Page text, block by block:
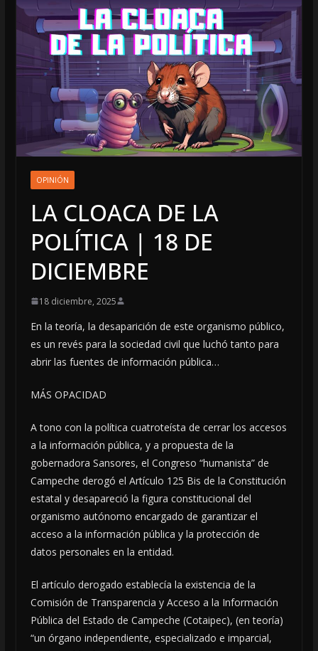
OPINIÓN
LA CLOACA DE LA
POLÍTICA | 18 DE
DICIEMBRE
18 diciembre, 2025
En la teoría, la desaparición de este organismo público,
es un revés para la sociedad civil que luchó tanto para
abrir las fuentes de información pública…
MÁS OPACIDAD
A tono con la política cuatroteísta de cerrar los accesos
a la información pública, y a propuesta de la
gobernadora Sansores, el Congreso “humanista” de
Campeche derogó el Artículo 125 Bis de la Constitución
estatal y desapareció la figura constitucional del
organismo autónomo encargado de garantizar el
acceso a la información pública y la protección de
datos personales en la entidad.
El artículo derogado establecía la existencia de la
Comisión de Transparencia y Acceso a la Información
Pública del Estado de Campeche (Cotaipec), (en teoría)
“un órgano independiente, especializado e imparcial,